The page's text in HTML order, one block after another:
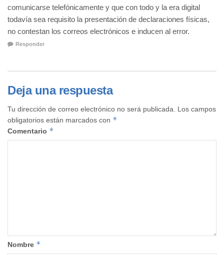
comunicarse telefónicamente y que con todo y la era digital
todavía sea requisito la presentación de declaraciones físicas,
no contestan los correos electrónicos e inducen al error.
Responder
Deja una respuesta
Tu dirección de correo electrónico no será publicada.
Los campos
obligatorios están marcados con *
Comentario *
Nombre *